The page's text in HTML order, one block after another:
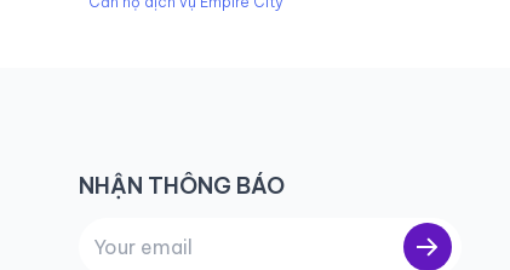
NHẬN THÔNG BÁO